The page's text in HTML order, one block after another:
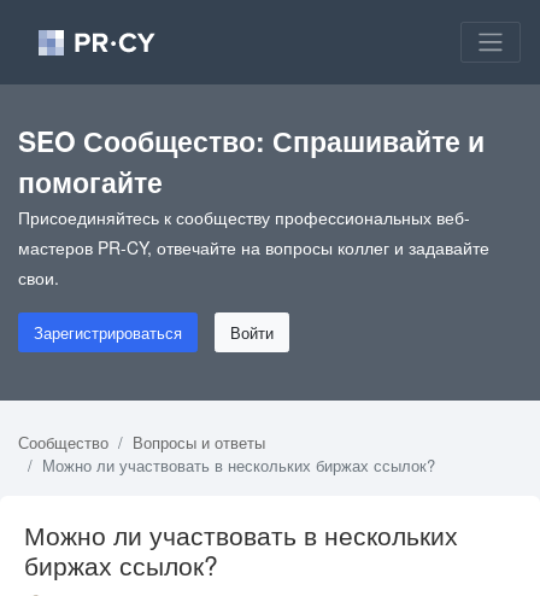
SEO Сообщество: Спрашивайте и
помогайте
Присоединяйтесь к сообществу профессиональных веб-
мастеров PR-CY, отвечайте на вопросы коллег и задавайте
свои.
Зарегистрироваться Войти
Сообщество
Вопросы и ответы
Можно ли участвовать в нескольких биржах ссылок?
Можно ли участвовать в нескольких
биржах ссылок?